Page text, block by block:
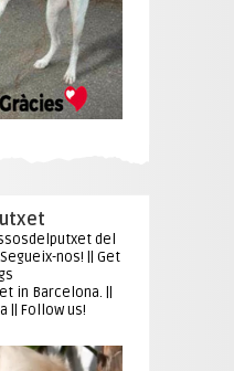
del
nos! || Get
in Barcelona. ||
|| Follow us!